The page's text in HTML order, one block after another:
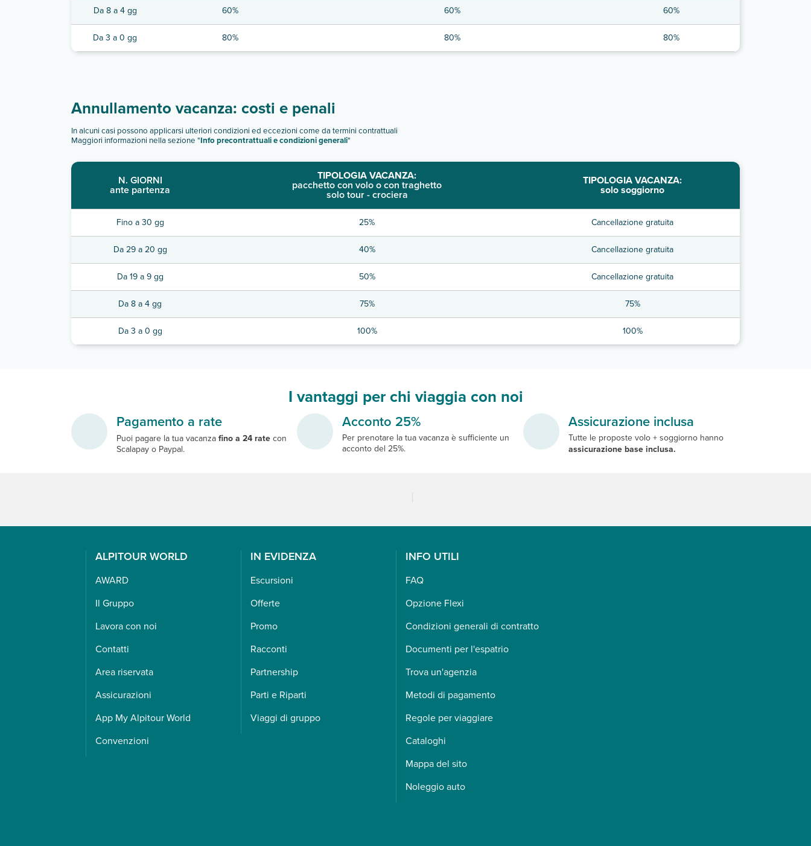
Da 8 a 4 gg 60% 60% 60%
Da 3 a 0 gg 80% 80% 80%
Annullamento vacanza: costi e penali
In alcuni casi possono applicarsi ulteriori condizioni ed eccezioni come da termini contrattuali
Maggiori informazioni nella sezione "Info precontrattuali e condizioni generali"
N. GIORNI
ante partenza
TIPOLOGIA VACANZA:
pacchetto con volo o con traghetto
solo tour - crociera
TIPOLOGIA VACANZA:
solo soggiorno
Fino a 30 gg 25% Cancellazione gratuita
Da 29 a 20 gg 40% Cancellazione gratuita
Da 19 a 9 gg 50% Cancellazione gratuita
Da 8 a 4 gg 75% 75%
Da 3 a 0 gg 100% 100%
I vantaggi per chi viaggia con noi
Pagamento a rate
Puoi pagare la tua vacanza fino a 24 rate con
Scalapay o Paypal.
Acconto 25%
Per prenotare la tua vacanza è sufficiente un
acconto del 25%.
Assicurazione inclusa
Tutte le proposte volo + soggiorno hanno
assicurazione base inclusa.
ALPITOUR WORLD
AWARD
Il Gruppo
Lavora con noi
Contatti
Area riservata
Assicurazioni
App My Alpitour World
Convenzioni
IN EVIDENZA
Escursioni
Offerte
Promo
Racconti
Partnership
Parti e Riparti
Viaggi di gruppo
INFO UTILI
FAQ
Opzione Flexi
Condizioni generali di contratto
Documenti per l'espatrio
Trova un'agenzia
Metodi di pagamento
Regole per viaggiare
Cataloghi
Mappa del sito
Noleggio auto